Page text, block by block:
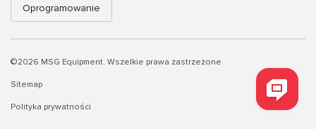
Oprogramowanie
©2026 MSG Equipment. Wszelkie prawa zastrzeżone
Sitemap
Polityka prywatności